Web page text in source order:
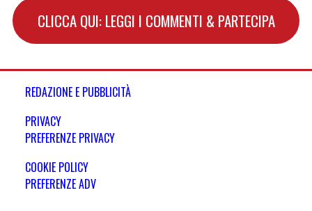
CLICCA QUI: LEGGI I COMMENTI & PARTECIPA
REDAZIONE E PUBBLICITÀ
PRIVACY
PREFERENZE PRIVACY
COOKIE POLICY
PREFERENZE ADV